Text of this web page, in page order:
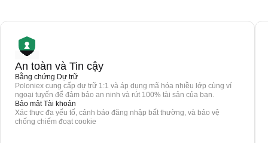
An toàn và Tin cậy
Bằng chứng Dự trữ
Poloniex cung cấp dự trữ 1:1 và áp dụng mã hóa nhiều lớp cùng ví
ngoại tuyến để đảm bảo an ninh và rút 100% tài sản của bạn.
Bảo mật Tài khoản
Xác thực đa yếu tố, cảnh báo đăng nhập bất thường, và bảo vệ
chống chiếm đoạt cookie